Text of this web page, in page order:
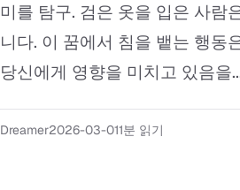
미를 탐구. 검은 옷을 입은 사람
니다. 이 꿈에서 침을 뱉는 행동
당신에게 영향을 미치고 있음을
Dreamer2026-03-011분 읽기